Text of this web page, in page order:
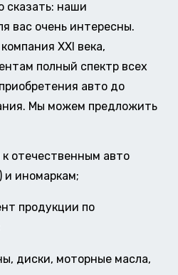
сказать: наши
вас очень интересны.
XXI века,
полный спектр всех
авто до
Мы можем предложить
отечественным авто
и иномаркам;
продукции по
диски, моторные масла,